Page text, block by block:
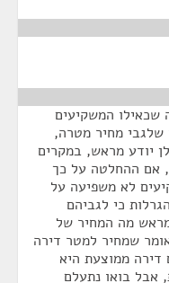
שכאילו המשקיעים
שלגבי מחיר מטרה,
יודע מראש, במקרים
ובהמשך 80 אחוזים, אם ההחלטה על כך
לא משפיעה על
כי לגביהם
מראש מה המחיר של
שמחיר למטר דירה
שקלים, אם דירה ממוצעת היא
אבל בואו נתעלם